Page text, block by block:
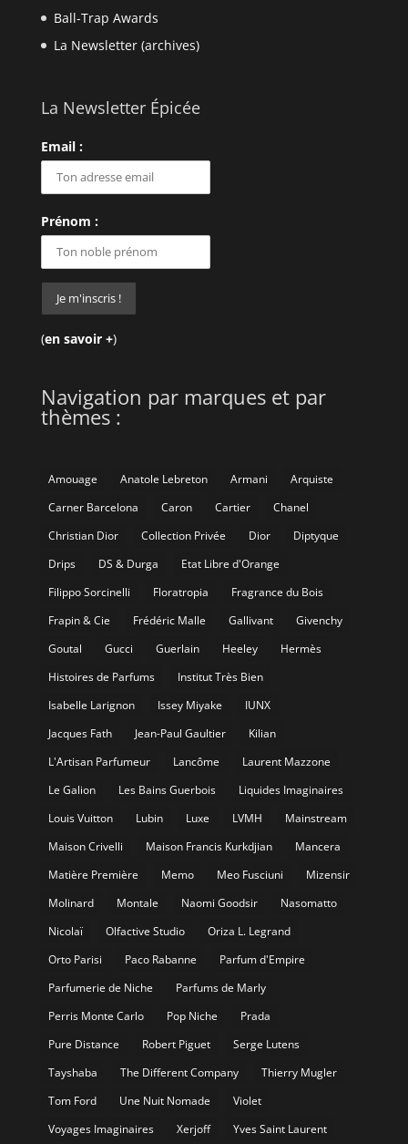
Ball-Trap Awards
La Newsletter (archives)
La Newsletter Épicée
Email :
Prénom :
(en savoir +)
Navigation par marques et par
thèmes :
Amouage Anatole Lebreton Armani
Arquiste
Carner Barcelona
Caron Cartier
Chanel
Christian Dior
Collection Privée Dior
Diptyque
Drips
DS & Durga
Etat Libre d'Orange
Filippo Sorcinelli
Floratropia
Fragrance du Bois
Frapin & Cie
Frédéric Malle Gallivant
Givenchy
Goutal
Gucci Guerlain Heeley
Hermès
Histoires de Parfums
Institut Très Bien
Isabelle Larignon
Issey Miyake
IUNX
Jacques Fath
Jean-Paul Gaultier
Kilian
L'Artisan Parfumeur
Lancôme
Laurent Mazzone
Le Galion
Les Bains Guerbois
Liquides Imaginaires
Louis Vuitton
Lubin Luxe LVMH
Mainstream
Maison Crivelli
Maison Francis Kurkdjian
Mancera
Matière Première
Memo Meo Fusciuni
Mizensir
Molinard
Montale Naomi Goodsir
Nasomatto
Nicolaï
Olfactive Studio
Oriza L. Legrand
Orto Parisi
Paco Rabanne
Parfum d'Empire
Parfumerie de Niche
Parfums de Marly
Perris Monte Carlo
Pop Niche
Prada
Pure Distance
Robert Piguet
Serge Lutens
Tayshaba
The Different Company
Thierry Mugler
Tom Ford
Une Nuit Nomade
Violet
Voyages Imaginaires
Xerjoff Yves Saint Laurent